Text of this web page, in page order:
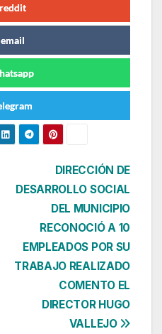
reddit
email
DIRECCIÓN DE
DESARROLLO SOCIAL
DEL MUNICIPIO
RECONOCIÓ A 10
EMPLEADOS POR SU
TRABAJO REALIZADO
COMENTO EL
DIRECTOR HUGO
VALLEJO